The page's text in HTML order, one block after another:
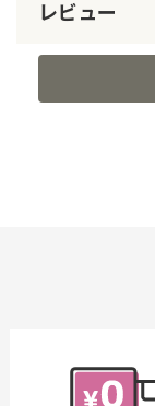
レビュー